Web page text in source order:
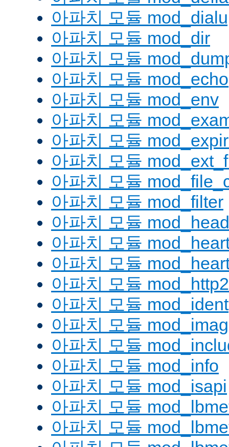
아파치 모듈
아파치 모듈 mod_dir
아파치 모듈
아파치 모듈 mod_echo
아파치 모듈 mod_env
아파치 모듈
아파치 모듈
아파치 모듈
아파치 모듈
아파치 모듈 mod_filter
아파치 모듈
아파치 모듈
아파치 모듈
아파치 모듈 mod_http2
아파치 모듈 mod_ident
아파치 모듈
아파치 모듈
아파치 모듈 mod_info
아파치 모듈 mod_isapi
아파치 모듈
아파치 모듈